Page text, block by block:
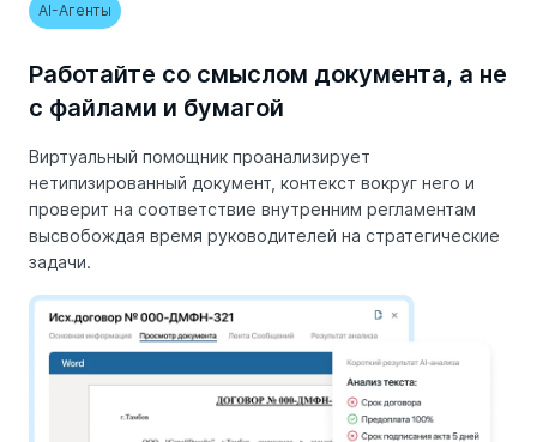
AI-Агенты
Работайте со смыслом документа, а не
с файлами и бумагой
Виртуальный помощник проанализирует
нетипизированный документ, контекст вокруг него и
проверит на соответствие внутренним регламентам
высвобождая время руководителей на стратегические
задачи.